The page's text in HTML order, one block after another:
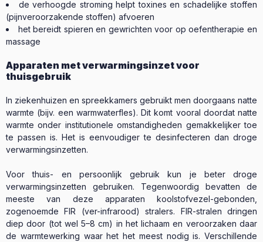
de verhoogde stroming helpt toxines en schadelijke stoffen
(pijnveroorzakende stoffen) afvoeren
het bereidt spieren en gewrichten voor op oefentherapie en
massage
Apparaten met verwarmingsinzet voor
thuisgebruik
In ziekenhuizen en spreekkamers gebruikt men doorgaans natte
warmte (bijv. een warmwaterfles). Dit komt vooral doordat natte
warmte onder institutionele omstandigheden gemakkelijker toe
te passen is. Het is eenvoudiger te desinfecteren dan droge
verwarmingsinzetten.
Voor thuis- en persoonlijk gebruik kun je beter droge
verwarmingsinzetten gebruiken. Tegenwoordig bevatten de
meeste van deze apparaten koolstofvezel-gebonden,
zogenoemde FIR (ver-infrarood) stralers. FIR-stralen dringen
diep door (tot wel 5–8 cm) in het lichaam en veroorzaken daar
de warmtewerking waar het het meest nodig is. Verschillende